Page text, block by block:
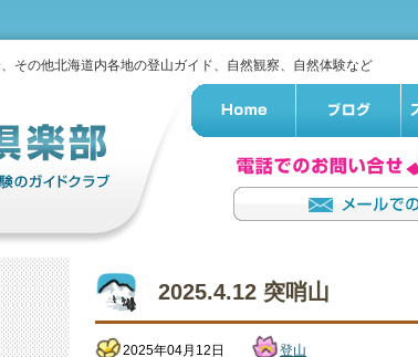
その他北海道内各地の登山ガイド、自然観察、自然体験など
2025.4.12 突哨山
2025年04月12日 登山